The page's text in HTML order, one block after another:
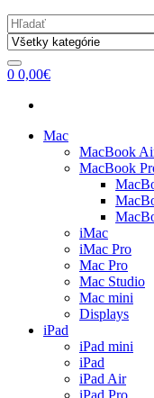
Search
for:
0 0,00€
Mac
MacBook
MacBook
iMac
iMac Pro
Mac Pro
Mac Studio
Mac mini
Displays
iPad
iPad mini
iPad
iPad Air
iPad Pro